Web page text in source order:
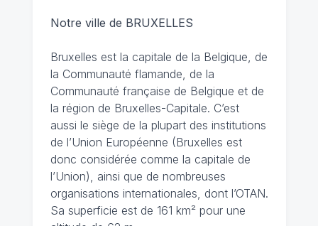
Notre ville de BRUXELLES
Bruxelles est la capitale de la Belgique, de
la Communauté flamande, de la
Communauté française de Belgique et de
la région de Bruxelles-Capitale. C’est
aussi le siège de la plupart des institutions
de l’Union Européenne (Bruxelles est
donc considérée comme la capitale de
l’Union), ainsi que de nombreuses
organisations internationales, dont l’OTAN.
Sa superficie est de 161 km² pour une